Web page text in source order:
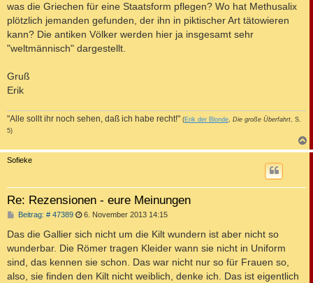
was die Griechen für eine Staatsform pflegen? Wo hat Methusalix
plötzlich jemanden gefunden, der ihn in piktischer Art tätowieren
kann? Die antiken Völker werden hier ja insgesamt sehr
"weltmännisch" dargestellt.
Gruß
Erik
"Alle sollt ihr noch sehen, daß ich habe recht!" (Erik der Blonde Die große Überfahrt , S.
5)
a
Sofieke
Re: Rezensionen - eure Meinungen
Beitrag: # 47389B
r
a
g
6. November 2013 14:15
Das die Gallier sich nicht um die Kilt wundern ist aber nicht so
wunderbar. Die Römer tragen Kleider wann sie nicht in Uniform
sind, das kennen sie schon. Das war nicht nur so für Frauen so,
also, sie finden den Kilt nicht weiblich, denke ich. Das ist eigentlich